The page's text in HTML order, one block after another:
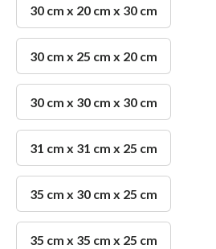
30 cm x 20 cm x 30 cm
30 cm x 25 cm x 20 cm
30 cm x 30 cm x 30 cm
31 cm x 31 cm x 25 cm
35 cm x 30 cm x 25 cm
35 cm x 35 cm x 25 cm